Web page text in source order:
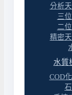
分析
三
二
精密
水質
COD
產品特
BelloCell
種一次性
作為一次